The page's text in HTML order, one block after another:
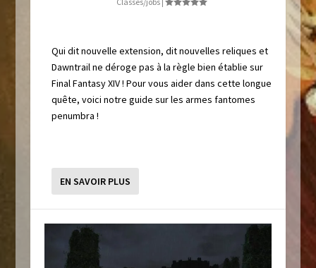
Qui dit nouvelle extension, dit nouvelles reliques et
Dawntrail ne déroge pas à la règle bien établie sur
Final Fantasy XIV ! Pour vous aider dans cette longue
quête, voici notre guide sur les armes fantomes
penumbra !
EN SAVOIR PLUS